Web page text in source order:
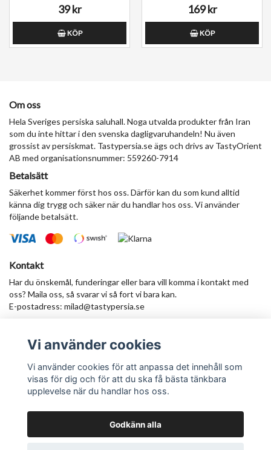
39 kr
KÖP
169 kr
KÖP
Om oss
Hela Sveriges persiska saluhall. Noga utvalda produkter från Iran
som du inte hittar i den svenska dagligvaruhandeln! Nu även
grossist av persiskmat. Tastypersia.se ägs och drivs av TastyOrient
AB med organisationsnummer: 559260-7914
Betalsätt
Säkerhet kommer först hos oss. Därför kan du som kund alltid
känna dig trygg och säker när du handlar hos oss. Vi använder
följande betalsätt.
Kontakt
Har du önskemål, funderingar eller bara vill komma i kontakt med
oss? Maila oss, så svarar vi så fort vi bara kan.
E-postadress: milad@tastypersia.se
Anmäl dig till vårt nyhetsbrev
Prenumerera
Vi använder cookies
Vi använder cookies för att anpassa det innehåll som
visas för dig och för att du ska få bästa tänkbara
upplevelse när du handlar hos oss.
Godkänn alla